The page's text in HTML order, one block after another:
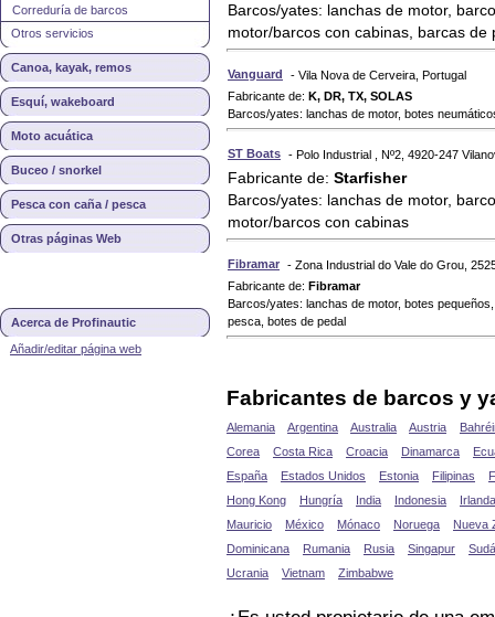
Correduría de barcos
Otros servicios
Canoa, kayak, remos
Esquí, wakeboard
Moto acuática
Buceo / snorkel
Pesca con caña / pesca
Otras páginas Web
Acerca de Profinautic
Añadir/editar página web
Barcos/yates: lanchas de motor,
motor/barcos con cabinas, barcas de
Vanguard
- Vila Nova de Cerveira, Portugal
Fabricante de: K, DR, TX, SOLAS
Barcos/yates: lanchas de motor, botes
ST Boats - Polo Industrial , Nº2, 4920-247
Fabricante de: Starfisher
Barcos/yates: lanchas de motor,
motor/barcos con cabinas
Fibramar - Zona Industrial do Vale do Grou,
Fabricante de: Fibramar
Barcos/yates: lanchas de motor, botes
pesca, botes de pedal
Fabricantes de barcos y
Alemania Argentina Australia Austria
Corea
Costa Rica Croacia Dinamarca
España
Estados Unidos Estonia Filipinas
Hong Kong
Hungría India Indonesia
Irlanda
Mauricio
México Mónaco Noruega
Nueva
Dominicana
Rumania Rusia Singapur
Ucrania
Vietnam Zimbabwe